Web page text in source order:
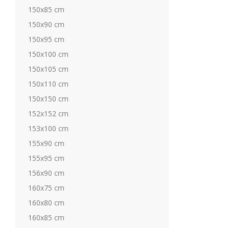
150x85 cm
150x90 cm
150x95 cm
150x100 cm
150x105 cm
150x110 cm
150x150 cm
152x152 cm
153x100 cm
155x90 cm
155x95 cm
156x90 cm
160x75 cm
160x80 cm
160x85 cm